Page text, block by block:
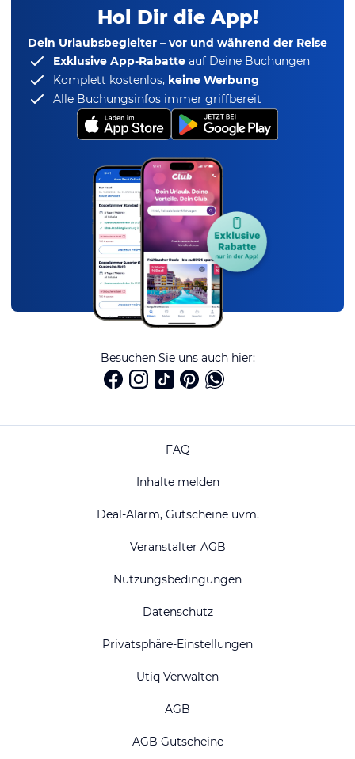
Hol Dir die App!
Dein Urlaubsbegleiter – vor und während der Reise
Exklusive App-Rabatte auf Deine Buchungen
Komplett kostenlos, keine Werbung
Alle Buchungsinfos immer griffbereit
Besuchen Sie uns auch hier:
FAQ
Inhalte melden
Deal-Alarm, Gutscheine uvm.
Veranstalter AGB
Nutzungsbedingungen
Datenschutz
Privatsphäre-Einstellungen
Utiq Verwalten
AGB
AGB Gutscheine